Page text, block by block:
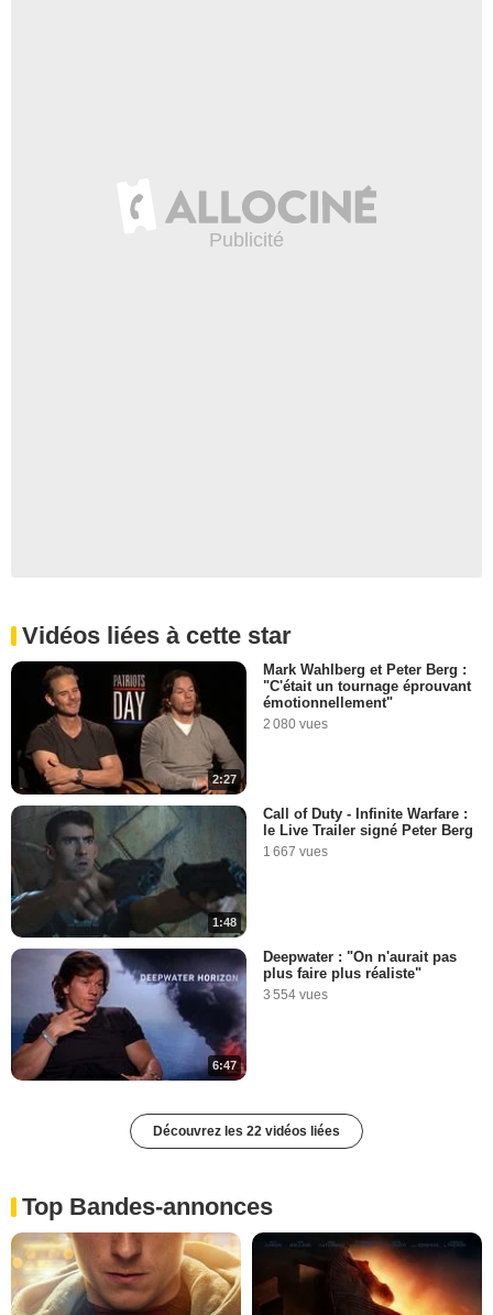
Vidéos liées à cette star
2:27
Mark Wahlberg et Peter Berg :
"C'était un tournage éprouvant
émotionnellement"
2 080 vues
1:48
Call of Duty - Infinite Warfare :
le Live Trailer signé Peter Berg
1 667 vues
6:47
Deepwater : "On n'aurait pas
plus faire plus réaliste"
3 554 vues
Découvrez les 22 vidéos liées
Top Bandes-annonces